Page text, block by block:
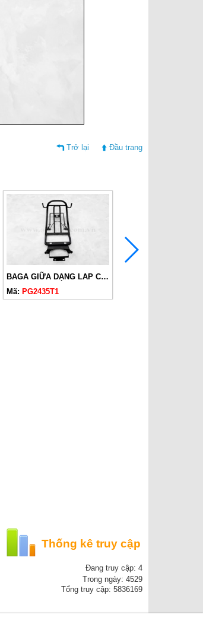
Trở lại Đầu trang
BAGA GIỮA DẠNG LAP CHO PG-1 2024 SƠN ĐEN
Mã: PG2435T1
Thống kê truy cập
Đang truy cập: 4
Trong ngày: 4529
Tổng truy cập: 5836169